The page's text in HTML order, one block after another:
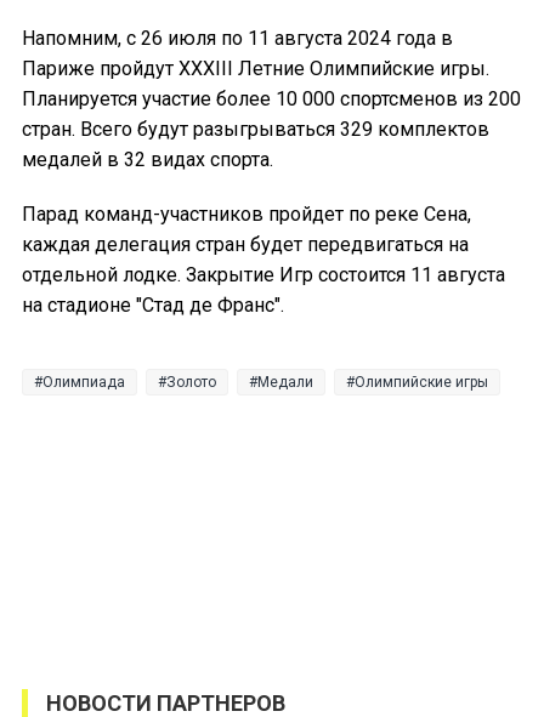
Напомним, с 26 июля по 11 августа 2024 года в
Париже пройдут XXXIII Летние Олимпийские игры.
Планируется участие более 10 000 спортсменов из 200
стран. Всего будут разыгрываться 329 комплектов
медалей в 32 видах спорта.
Парад команд-участников пройдет по реке Сена,
каждая делегация стран будет передвигаться на
отдельной лодке. Закрытие Игр состоится 11 августа
на стадионе "Стад де Франс".
Олимпиада Золото Медали Олимпийские игры
НОВОСТИ ПАРТНЕРОВ